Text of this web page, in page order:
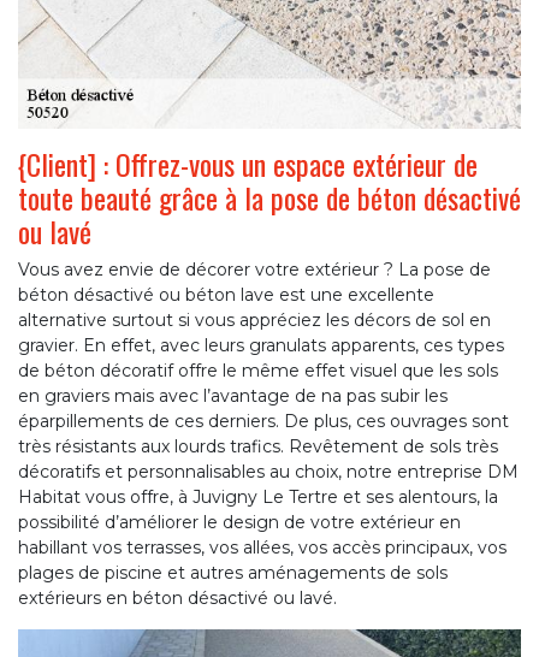
{Client] : Offrez-vous un espace extérieur de
toute beauté grâce à la pose de béton désactivé
ou lavé
Vous avez envie de décorer votre extérieur ? La pose de
béton désactivé ou béton lave est une excellente
alternative surtout si vous appréciez les décors de sol en
gravier. En effet, avec leurs granulats apparents, ces types
de béton décoratif offre le même effet visuel que les sols
en graviers mais avec l’avantage de na pas subir les
éparpillements de ces derniers. De plus, ces ouvrages sont
très résistants aux lourds trafics. Revêtement de sols très
décoratifs et personnalisables au choix, notre entreprise DM
Habitat vous offre, à Juvigny Le Tertre et ses alentours, la
possibilité d’améliorer le design de votre extérieur en
habillant vos terrasses, vos allées, vos accès principaux, vos
plages de piscine et autres aménagements de sols
extérieurs en béton désactivé ou lavé.